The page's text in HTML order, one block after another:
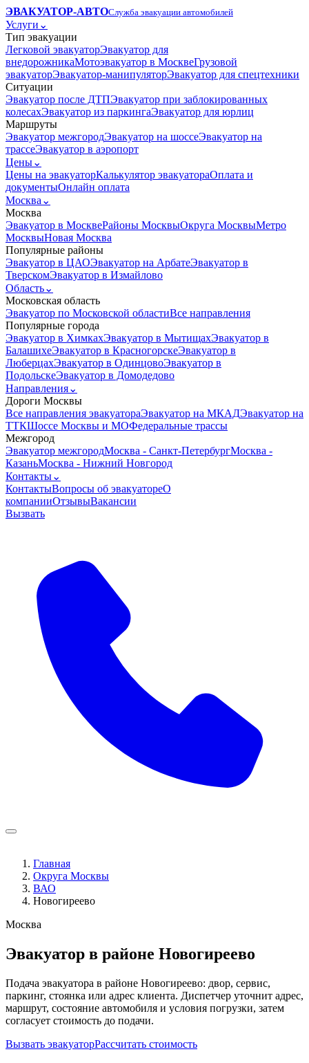
ЭВАКУАТОР-АВТОСлужба эвакуации автомобилей
Услуги ⌄
Тип эвакуации
Легковой эвакуаторЭвакуатор для
внедорожникаМотоэвакуатор в МосквеГрузовой
эвакуаторЭвакуатор-манипуляторЭвакуатор для спецтехники
Ситуации
Эвакуатор после ДТПЭвакуатор при заблокированных
колесахЭвакуатор из паркингаЭвакуатор для юрлиц
Маршруты
Эвакуатор межгородЭвакуатор на шоссеЭвакуатор на
трассеЭвакуатор в аэропорт
Цены⌄
Цены на эвакуаторКалькулятор эвакуатораОплата и
документыОнлайн оплата
Москва ⌄
Москва
Эвакуатор в МосквеРайоны МосквыОкруга МосквыМетро
МосквыНовая Москва
Популярные районы
Эвакуатор в ЦАОЭвакуатор на АрбатеЭвакуатор в
ТверскомЭвакуатор в Измайлово
Область⌄
Московская область
Эвакуатор по Московской областиВсе направления
Популярные города
Эвакуатор в ХимкахЭвакуатор в МытищахЭвакуатор в
БалашихеЭвакуатор в КрасногорскеЭвакуатор в
ЛюберцахЭвакуатор в ОдинцовоЭвакуатор в
ПодольскеЭвакуатор в Домодедово
Направления⌄
Дороги Москвы
Все направления эвакуатораЭвакуатор на МКАДЭвакуатор на
ТТКШоссе Москвы и МОФедеральные трассы
Межгород
Эвакуатор межгородМосква - Санкт-ПетербургМосква -
КазаньМосква - Нижний Новгород
Контакты⌄
КонтактыВопросы об эвакуатореО
компанииОтзывыВакансии
Вызвать
Главная
Округа Москвы
ВАО
Новогиреево
Москва
Эвакуатор в районе Новогиреево
Подача эвакуатора в районе Новогиреево: двор, сервис,
паркинг, стоянка или адрес клиента. Диспетчер уточнит адрес,
маршрут, состояние автомобиля и условия погрузки, затем
согласует стоимость до подачи.
Вызвать эвакуаторРассчитать стоимость